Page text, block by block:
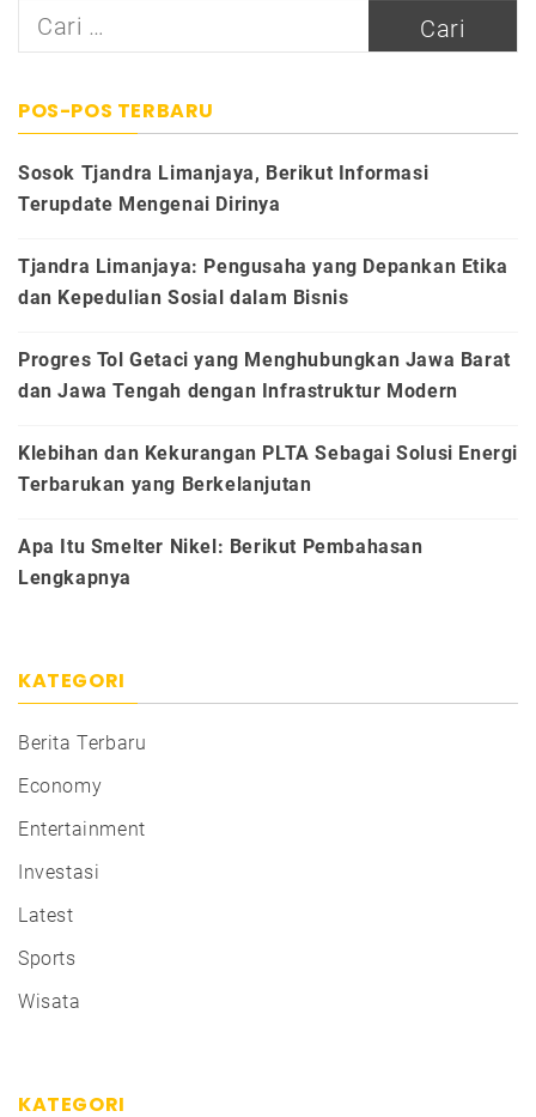
Cari
POS-POS TERBARU
Sosok Tjandra Limanjaya, Berikut Informasi
Terupdate Mengenai Dirinya
Tjandra Limanjaya: Pengusaha yang Depankan Etika
dan Kepedulian Sosial dalam Bisnis
Progres Tol Getaci yang Menghubungkan Jawa Barat
dan Jawa Tengah dengan Infrastruktur Modern
Klebihan dan Kekurangan PLTA Sebagai Solusi Energi
Terbarukan yang Berkelanjutan
Apa Itu Smelter Nikel: Berikut Pembahasan
Lengkapnya
KATEGORI
Berita Terbaru
Economy
Entertainment
Investasi
Latest
Sports
Wisata
KATEGORI